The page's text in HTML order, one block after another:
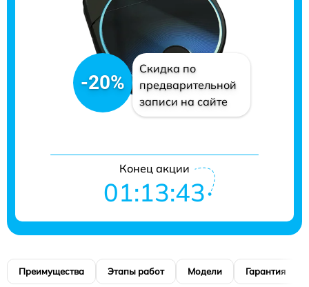
-20%
Скидка по
предварительной
записи на сайте
Конец акции
01:13:42
Преимущества Этапы работ Модели Гарантия